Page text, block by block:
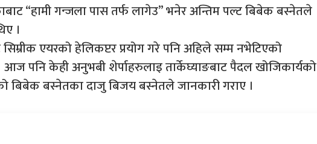
“हामी गन्जला पास तर्फ लागेउ” भनेर अन्तिम पल्ट बिबेक बस्नेतले
।
सिम्रीक एयरको हेलिकप्टर प्रयोग गरे पनि अहिले सम्म नभेटिएको
आज पनि केही अनुभबी शेर्पाहरुलाइ तार्केघ्याङबाट पैदल खोजिकार्यको
बिबेक बस्नेतका दाजु बिजय बस्नेतले जानकारी गराए ।